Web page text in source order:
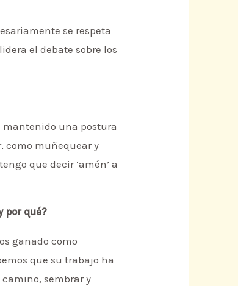
se respeta
el debate sobre los
mantenido una postura
como muñequear y
que decir ‘amén’ a
por qué?
ganado como
que su trabajo ha
sembrar y